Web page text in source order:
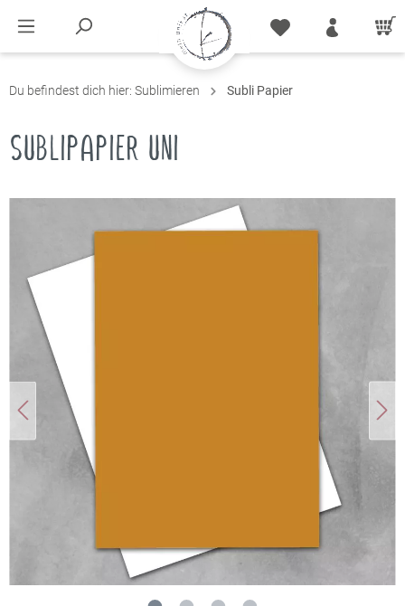
Du befindest dich hier: Sublimieren Subli Papier
SUBLIPAPIER UNI